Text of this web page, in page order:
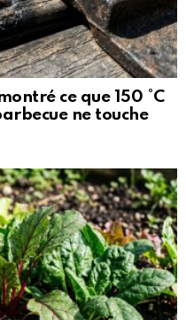
ce que 150 °C
ne touche